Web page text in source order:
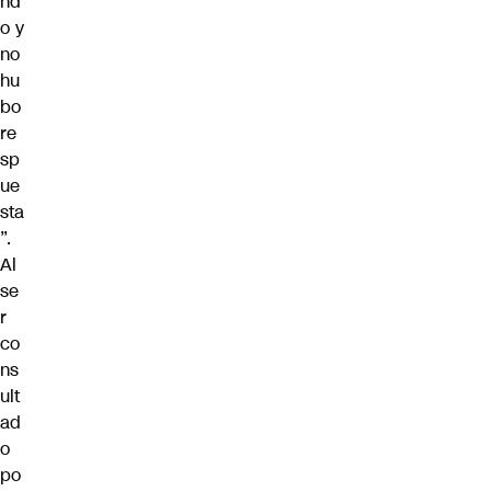
o y
no
hu
bo
re
sp
ue
sta
”.
Al
se
r
co
ns
ult
ad
o
po